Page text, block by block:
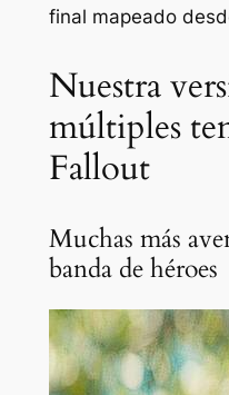
final mapeado
Nuestra
múltiples
Fallout
Muchas más
banda de héroes